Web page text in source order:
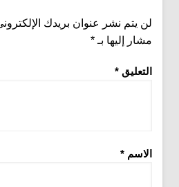
لن يتم نشر عنوان بريدك
مشار إليها بـ *
التعليق *
الاسم *